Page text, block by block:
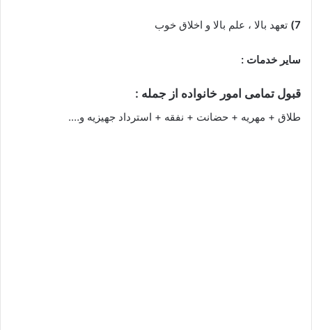
7) تعهد بالا ، علم بالا و اخلاق خوب
سایر خدمات :
قبول تمامی امور خانواده از جمله :
طلاق + مهریه + حضانت + نفقه + استرداد جهیزیه و….